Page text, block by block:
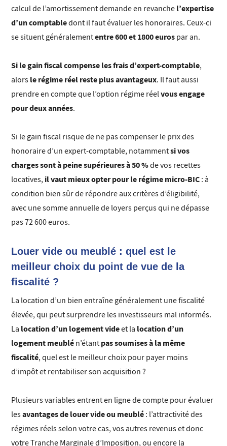
calcul de l’amortissement demande en revanche l’expertise
d’un comptabledont il faut évaluer les honoraires. Ceux-ci
se situent généralemententre 600 et 1800 euros par an.
Si le gain fiscal compense les frais d’expert-comptable,
alors le régime réel reste plus avantageux. Il faut aussi
prendre en compte que l’option régime réelvous engage
pour deux années.
Si le gain fiscal risque de ne pas compenser le prix des
honoraire d’un expert-comptable, notammentsi vos
charges sont à peine supérieures à 50 %de vos recettes
locatives, il vaut mieux opter pour le régime micro-BIC : à
condition bien sûr de répondre aux critères d’éligibilité,
avec une somme annuelle de loyers perçus qui ne dépasse
pas 72 600 euros.
Louer vide ou meublé : quel est le
meilleur choix du point de vue de la
fiscalité ?
La location d’un bien entraîne généralement une fiscalité
élevée, qui peut surprendre les investisseurs mal informés.
La location d’un logement videet la location d’un
logement meublé n’étant pas soumises à la même
fiscalité, quel est le meilleur choix pour payer moins
d’impôt et rentabiliser son acquisition ?
Plusieurs variables entrent en ligne de compte pour évaluer
lesavantages de louer vide ou meublé : l’attractivité des
régimes réels selon votre cas, vos autres revenus et donc
votre Tranche Marginale d’Imposition, ou encore la